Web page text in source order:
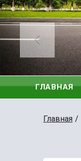
ГЛАВНАЯ
Главная